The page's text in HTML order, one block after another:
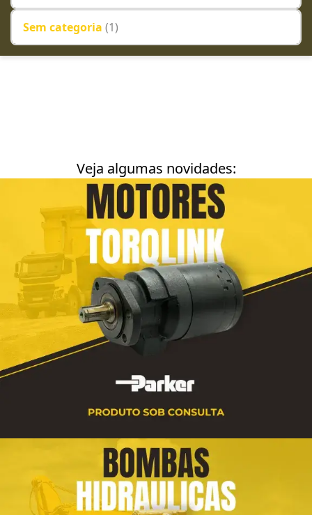
Sem categoria (1)
Veja algumas novidades: